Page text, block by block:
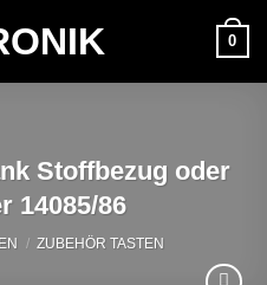
0
Stoffbezug oder
14085/86
/ ZUBEHÖR TASTEN